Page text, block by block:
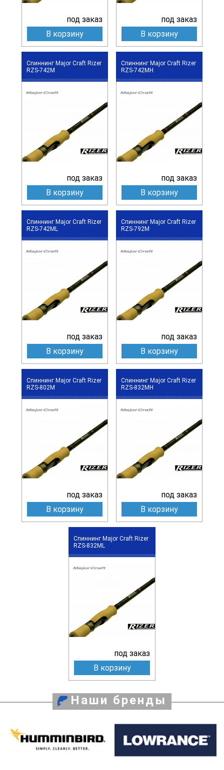
под заказ
В корзину
под заказ
В корзину
Спиннинг Major Craft Rizer
RZS-742M
под заказ
В корзину
Спиннинг Major Craft Rizer
RZS-742MH
под заказ
В корзину
Спиннинг Major Craft Rizer
RZS-742ML
под заказ
В корзину
Спиннинг Major Craft Rizer
RZS-792M
под заказ
В корзину
Спиннинг Major Craft Rizer
RZS-802M
под заказ
В корзину
Спиннинг Major Craft Rizer
RZS-832MH
под заказ
В корзину
Спиннинг Major Craft Rizer
RZS-832ML
под заказ
В корзину
Наши бренды